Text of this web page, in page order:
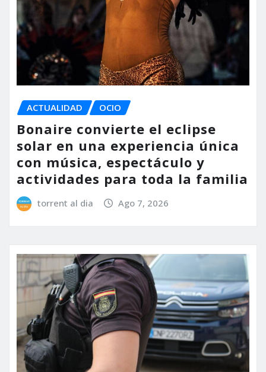
ACTUALIDAD OCIO
Bonaire convierte el eclipse
solar en una experiencia única
con música, espectáculo y
actividades para toda la familia
torrent al dia Ago 7, 2026